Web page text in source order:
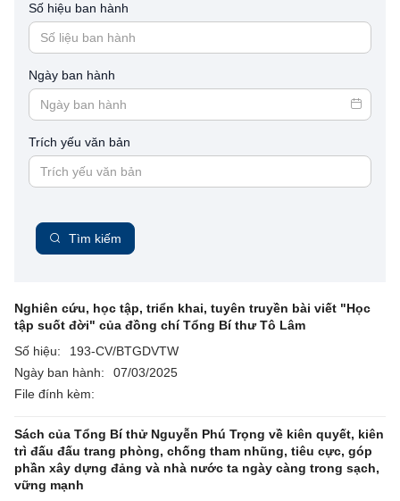
Số hiệu ban hành
Ngày ban hành
Trích yếu văn bản
Tìm kiếm
Nghiên cứu, học tập, triển khai, tuyên truyền bài viết "Học
tập suốt đời" của đồng chí Tổng Bí thư Tô Lâm
Số hiệu:
193-CV/BTGDVTW
Ngày ban hành:
07/03/2025
File đính kèm:
Sách của Tổng Bí thử Nguyễn Phú Trọng về kiên quyết, kiên
trì đấu đấu trang phòng, chống tham nhũng, tiêu cực, góp
phần xây dựng đảng và nhà nước ta ngày càng trong sạch,
vững mạnh